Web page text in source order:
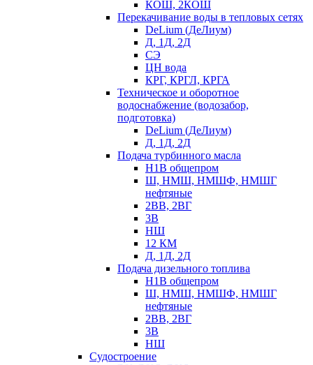
КОШ, 2КОШ
Перекачивание воды в тепловых сетях
DeLium (ДеЛиум)
Д, 1Д, 2Д
СЭ
ЦН вода
КРГ, КРГЛ, КРГА
Техническое и оборотное
водоснабжение (водозабор,
подготовка)
DeLium (ДеЛиум)
Д, 1Д, 2Д
Подача турбинного масла
Н1В общепром
Ш, НМШ, НМШФ, НМШГ
нефтяные
2ВВ, 2ВГ
3В
НШ
12 КМ
Д, 1Д, 2Д
Подача дизельного топлива
Н1В общепром
Ш, НМШ, НМШФ, НМШГ
нефтяные
2ВВ, 2ВГ
3В
НШ
Судостроение